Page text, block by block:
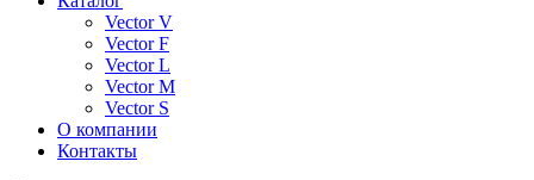
Vector V
Vector F
Vector L
Vector M
Vector S
О компании
Контакты